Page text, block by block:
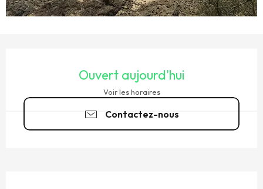
Ouvert aujourd'hui
Voir les horaires
Contactez-nous